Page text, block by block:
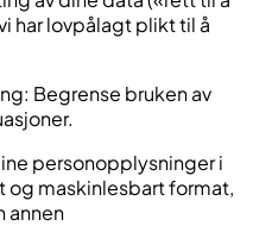
har lovpålagt plikt til å
Begrense bruken av
personopplysninger i
og maskinlesbart format,
annen